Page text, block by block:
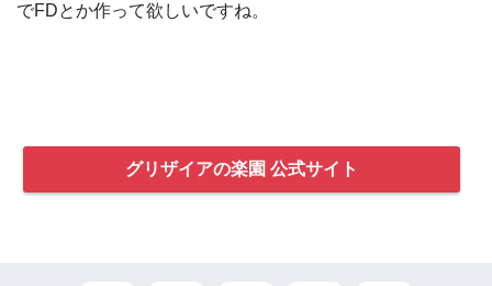
でFDとか作って欲しいですね。
グリザイアの楽園 公式サイト